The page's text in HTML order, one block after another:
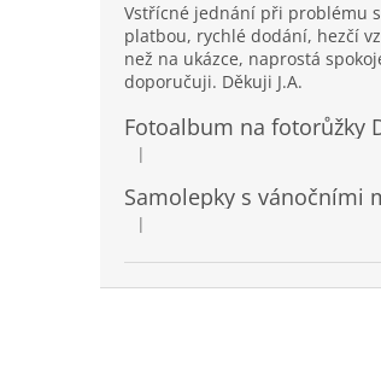
Vstřícné jednání při problému s
platbou, rychlé dodání, hezčí
než na ukázce, naprostá
doporučuji. Děkuji J.A.
Hodnocení produktu je 5 z 5
|
Hodnocení produktu je 4 z 5
|